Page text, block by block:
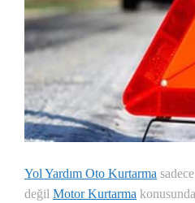
Yol Yardım Oto Kurtarma sadece
değil Motor Kurtarma